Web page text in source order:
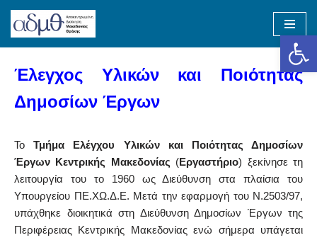
Skip
content
Έλεγχος Υλικών και Ποιότητας
Δημοσίων Έργων
ΤοΤμήμα Ελέγχου Υλικών και Ποιότητας Δημοσίων
Έργων Κεντρικής Μακεδονίας (Εργαστήριο) ξεκίνησε τη
λειτουργία του το 1960 ως Διεύθυνση στα πλαίσια του
Υπουργείου ΠΕ.ΧΩ.Δ.Ε. Μετά την εφαρμογή του Ν.2503/97,
υπάχθηκε διοικητικά στη Διεύθυνση Δημοσίων Έργων της
Περιφέρειας Κεντρικής Μακεδονίας ενώ σήμερα υπάγεται